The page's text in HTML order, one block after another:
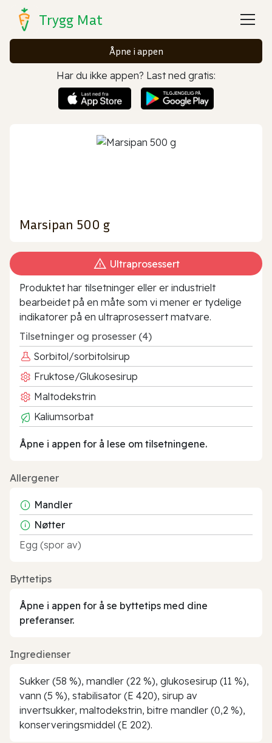
Trygg Mat
Åpne i appen
Har du ikke appen? Last ned gratis:
Marsipan 500 g
Ultraprosessert
Produktet har tilsetninger eller er industrielt
bearbeidet på en måte som vi mener er tydelige
indikatorer på en ultraprosessert matvare.
Tilsetninger og prosesser (4)
Sorbitol/sorbitolsirup
Fruktose/Glukosesirup
Maltodekstrin
Kaliumsorbat
Åpne i appen for å lese om tilsetningene.
Allergener
Mandler
Nøtter
Egg (spor av)
Byttetips
Åpne i appen for å se byttetips med dine
preferanser.
Ingredienser
Sukker (58 %), mandler (22 %), glukosesirup (11 %),
vann (5 %), stabilisator (E 420), sirup av
invertsukker, maltodekstrin, bitre mandler (0,2 %),
konserveringsmiddel (E 202).